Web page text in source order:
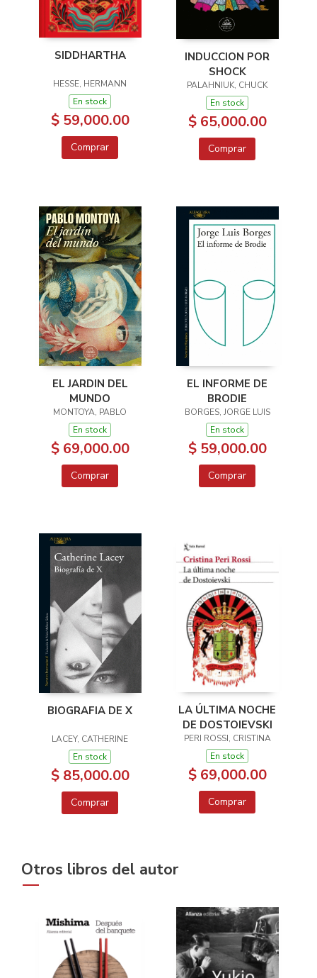
SIDDHARTHA
HESSE, HERMANN
En stock
$ 59,000.00
Comprar
INDUCCION POR
SHOCK
PALAHNIUK, CHUCK
En stock
$ 65,000.00
Comprar
EL JARDIN DEL
MUNDO
MONTOYA, PABLO
En stock
$ 69,000.00
Comprar
EL INFORME DE
BRODIE
BORGES, JORGE LUIS
En stock
$ 59,000.00
Comprar
BIOGRAFIA DE X
LACEY, CATHERINE
En stock
$ 85,000.00
Comprar
LA ÚLTIMA NOCHE
DE DOSTOIEVSKI
PERI ROSSI, CRISTINA
En stock
$ 69,000.00
Comprar
Otros libros del autor